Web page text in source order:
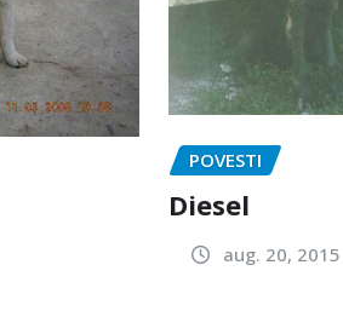
POVESTI
Diesel
aug. 20, 2015